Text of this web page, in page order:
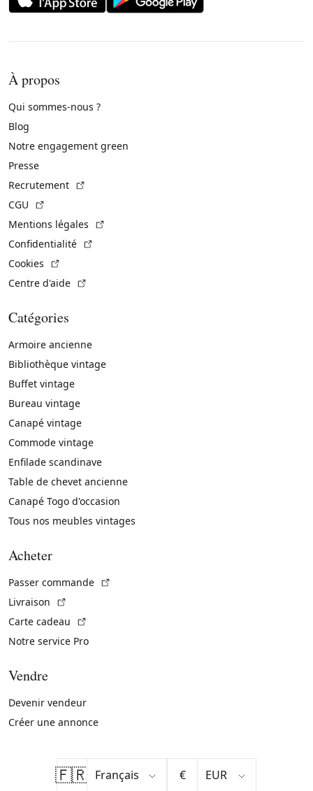
À propos
Qui sommes-nous ?
Blog
Notre engagement green
Presse
Recrutement
CGU
Mentions légales
Confidentialité
Cookies
Centre d'aide
Catégories
Armoire ancienne
Bibliothèque vintage
Buffet vintage
Bureau vintage
Canapé vintage
Commode vintage
Enfilade scandinave
Table de chevet ancienne
Canapé Togo d'occasion
Tous nos meubles vintages
Acheter
Passer commande
Livraison
Carte cadeau
Notre service Pro
Vendre
Devenir vendeur
Créer une annonce
🇫🇷 €